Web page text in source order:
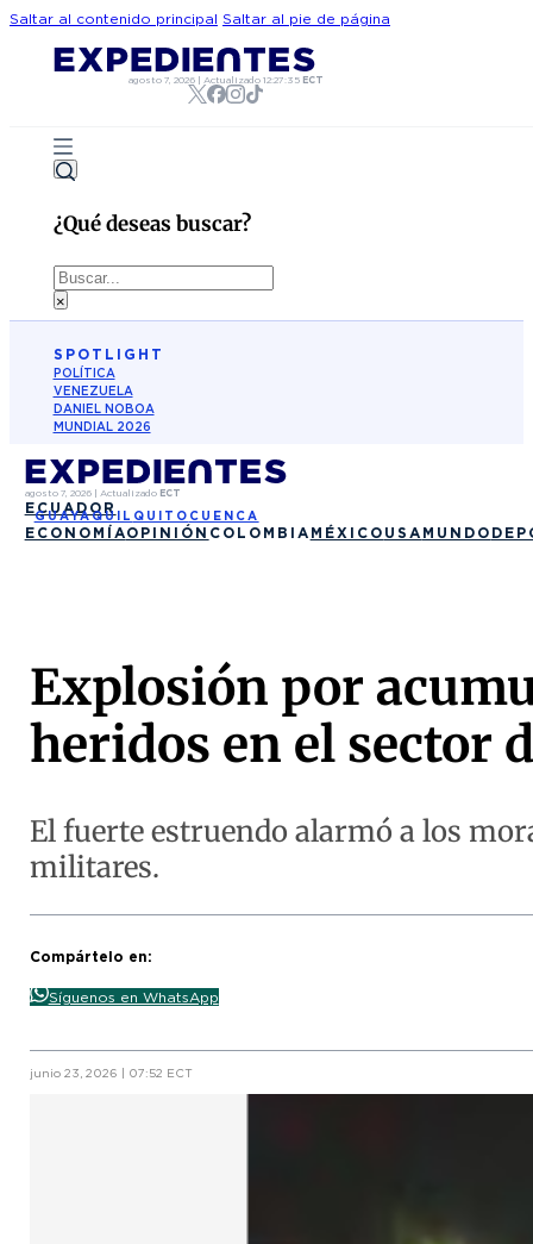
Saltar al contenido principal Saltar al pie de página
agosto 7, 2026 |Actualizado12:27:35 ECT
¿Qué deseas buscar?
Buscar
×
SPOTLIGHT
POLÍTICA
VENEZUELA
DANIEL NOBOA
MUNDIAL 2026
agosto 7, 2026| Actualizado ECT
ECUADOR
GUAYAQUIL QUITO CUENCA
ECONOMÍAOPINIÓN COLOMBIA MÉXICO USA MUNDO
Explosión por
heridos en el sector
El fuerte estruendo alarmó a los
militares.
Compártelo en:
Síguenos en WhatsApp
junio 23, 2026 | 07:52 ECT